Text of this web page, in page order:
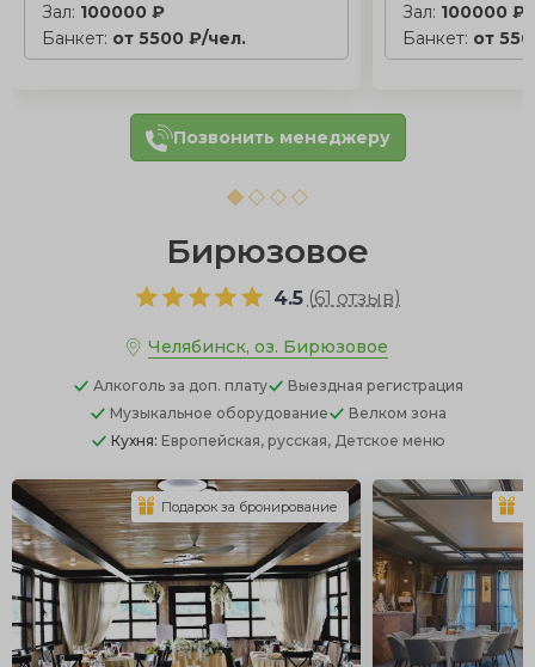
Зал: 100000 ₽
Банкет: от 5500 ₽/чел.
Зал: 100000 ₽
Банкет: от
Позвонить менеджеру
Бирюзовое
4.5 (61 отзыв)
Челябинск, оз. Бирюзовое
Алкоголь за доп. плату
Выездная регистрация
Музыкальное оборудование
Велком зона
Кухня: Европейская, русская, Детское меню
Подарок за бронирование